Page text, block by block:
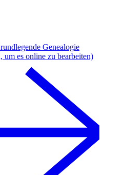
Genealogie
es online zu bearbeiten)